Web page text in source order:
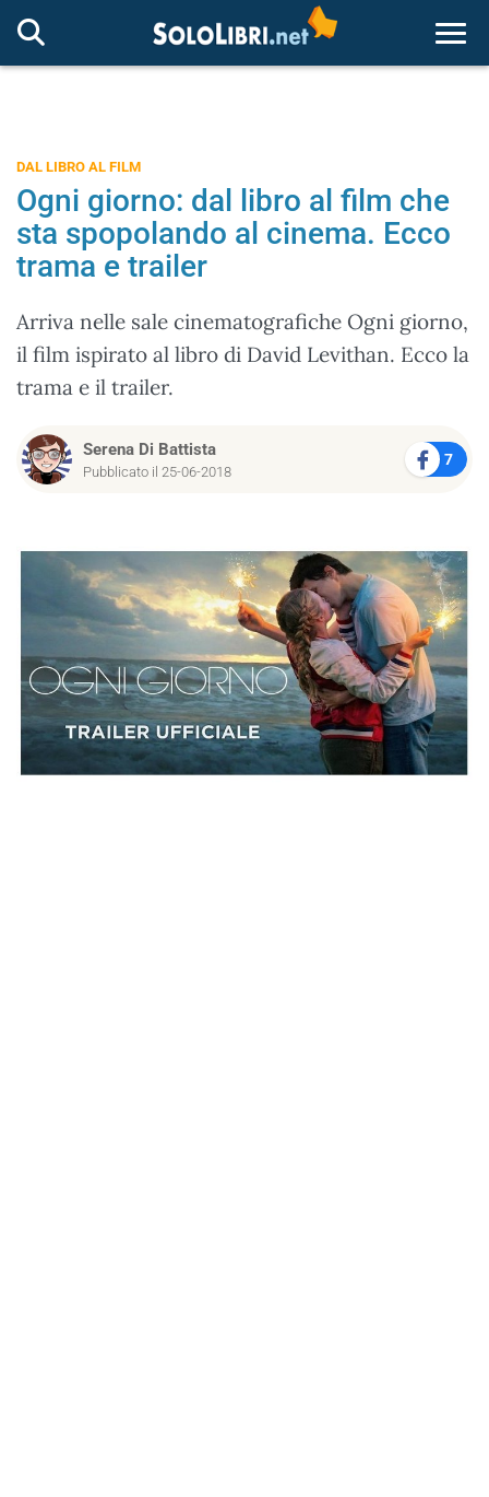
DAL LIBRO AL FILM
Ogni giorno: dal libro al film che
sta spopolando al cinema. Ecco
trama e trailer
Arriva nelle sale cinematografiche Ogni giorno,
il film ispirato al libro di David Levithan. Ecco la
trama e il trailer.
Serena Di Battista
Pubblicato il 25-06-2018
7